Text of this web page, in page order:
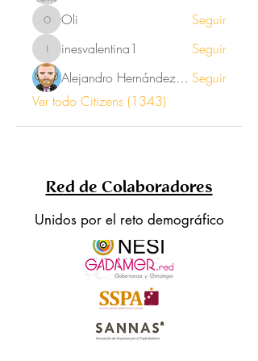
Oli Oli Seguir
inesvalentina1
inesvalentina1
Seguir
Alejandro Hernández Renner Seguir
Ver todo Citizens (1343)
Red de Colaboradores
Unidos por el reto demográfico